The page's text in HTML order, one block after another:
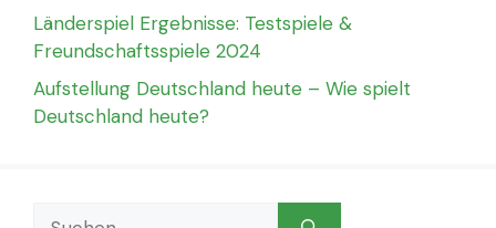
Länderspiel Ergebnisse: Testspiele &
Freundschaftsspiele 2024
Aufstellung Deutschland heute – Wie spielt
Deutschland heute?
Suchen